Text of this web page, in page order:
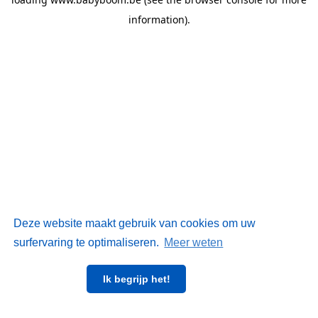
Deze website maakt gebruik van cookies om uw
surfervaring te optimaliseren. Meer weten
Ik begrijp het!
information).